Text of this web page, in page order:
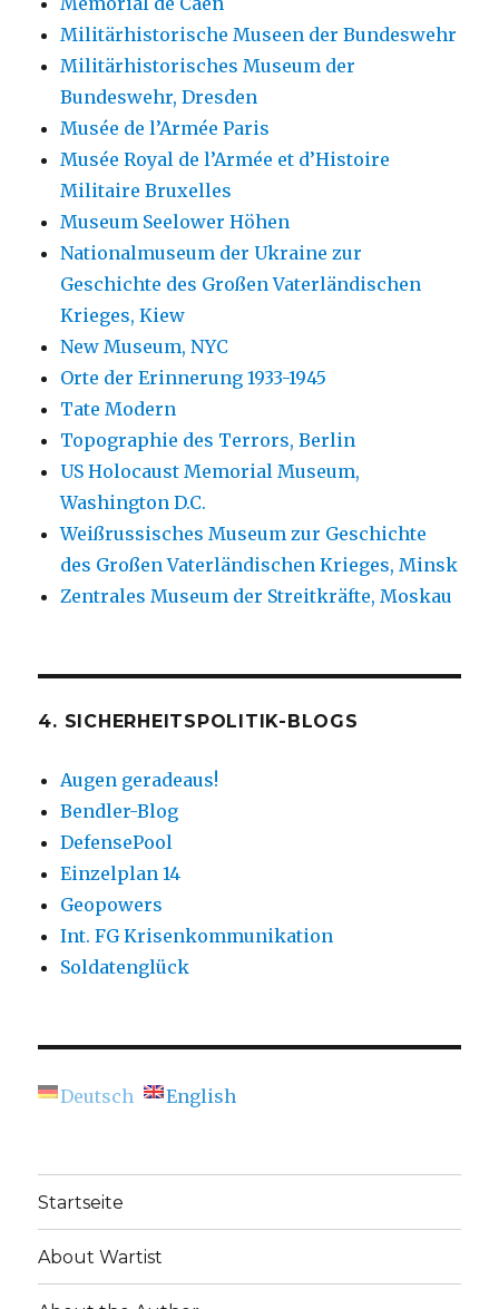
Militärhistorische Museen der Bundeswehr
Militärhistorisches Museum der
Bundeswehr, Dresden
Musée de l’Armée Paris
Musée Royal de l’Armée et d’Histoire
Militaire Bruxelles
Museum Seelower Höhen
Nationalmuseum der Ukraine zur
Geschichte des Großen Vaterländischen
Krieges, Kiew
New Museum, NYC
Orte der Erinnerung 1933-1945
Tate Modern
Topographie des Terrors, Berlin
US Holocaust Memorial Museum,
Washington D.C.
Weißrussisches Museum zur Geschichte
des Großen Vaterländischen Krieges, Minsk
Zentrales Museum der Streitkräfte, Moskau
4. SICHERHEITSPOLITIK-BLOGS
Augen geradeaus!
Bendler-Blog
DefensePool
Einzelplan 14
Geopowers
Int. FG Krisenkommunikation
Soldatenglück
Deutsch English
Startseite
About Wartist